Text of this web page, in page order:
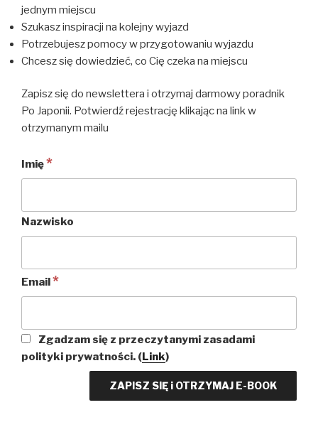
jednym miejscu
Szukasz inspiracji na kolejny wyjazd
Potrzebujesz pomocy w przygotowaniu wyjazdu
Chcesz się dowiedzieć, co Cię czeka na miejscu
Zapisz się do newslettera i otrzymaj darmowy poradnik
Po Japonii. Potwierdź rejestrację klikając na link w
otrzymanym mailu
Imię*
Nazwisko
Email*
Zgadzam się z przeczytanymi zasadami
polityki prywatności. (Link)